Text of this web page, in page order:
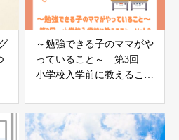
～勉強できる子のママがや
っていること～ 第3回
小学校入学前に教えること